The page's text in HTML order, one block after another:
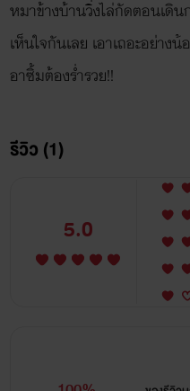
หมาข้างบ้านวิ่งไล่กัดตอนเดิ
เห็นใจกันเลย เอาเถอะอย่าง
อาซิ้มต้องร่ำรวย!!
รีวิว (1)
5.0